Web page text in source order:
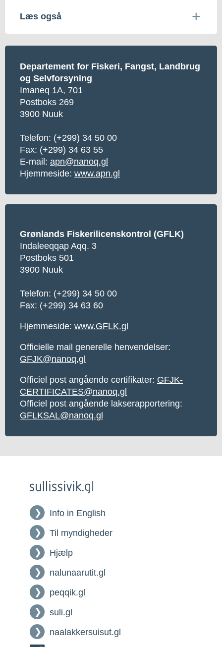
Læs også
Departement for Fiskeri, Fangst, Landbrug
og Selvforsyning
Imaneq 1A, 701
Postboks 269
3900 Nuuk
Telefon: (+299) 34 50 00
Fax: (+299) 34 63 55
E-mail: apn@nanoq.gl
Hjemmeside: www.apn.gl
Grønlands Fiskerilicenskontrol (GFLK)
Indaleeqqap Aqq. 3
Postboks 501
3900 Nuuk
Telefon: (+299) 34 50 00
Fax: (+299) 34 63 60
Hjemmeside: www.GFLK.gl
Officielle mail generelle henvendelser:
GFJK@nanoq.gl
Officiel post angående certifikater: GFJK-
CERTIFICATES@nanoq.gl
Officiel post angående lakserapportering:
GFLKSAL@nanoq.gl
Info in English
Til myndigheder
Hjælp
nalunaarutit.gl
peqqik.gl
suli.gl
naalakkersuisut.gl